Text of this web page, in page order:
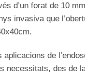
d’un forat de 10
invasiva que
aplicacions de
necessitats, des de